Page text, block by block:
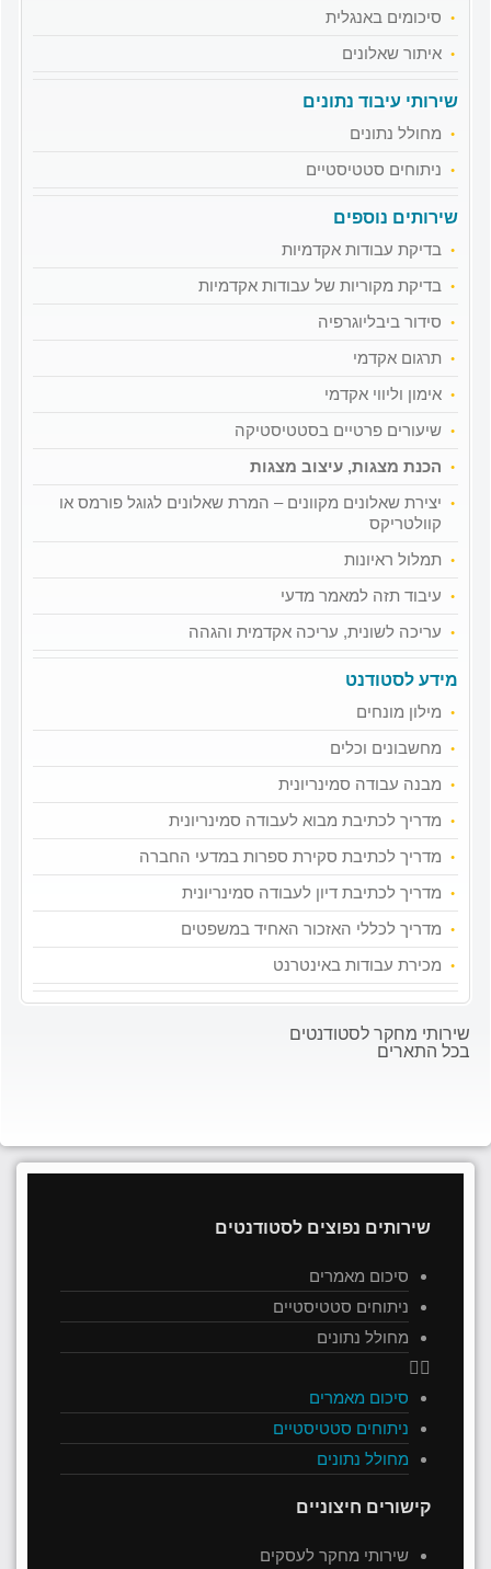
סיכומים באנגלית
איתור שאלונים
שירותי עיבוד נתונים
מחולל נתונים
ניתוחים סטטיסטיים
שירותים נוספים
בדיקת עבודות אקדמיות
בדיקת מקוריות של עבודות אקדמיות
סידור ביבליוגרפיה
תרגום אקדמי
אימון וליווי אקדמי
שיעורים פרטיים בסטטיסטיקה
הכנת מצגות, עיצוב מצגות
יצירת שאלונים מקוונים – המרת שאלונים לגוגל פורמס או
קוולטריקס
תמלול ראיונות
עיבוד תזה למאמר מדעי
עריכה לשונית, עריכה אקדמית והגהה
מידע לסטודנט
מילון מונחים
מחשבונים וכלים
מבנה עבודה סמינריונית
מדריך לכתיבת מבוא לעבודה סמינריונית
מדריך לכתיבת סקירת ספרות במדעי החברה
מדריך לכתיבת דיון לעבודה סמינריונית
מדריך לכללי האזכור האחיד במשפטים
מכירת עבודות באינטרנט
שירותי מחקר לסטודנטים
בכל התארים
שירותים נפוצים לסטודנטים
סיכום מאמרים
ניתוחים סטטיסטיים
מחולל נתונים
סיכום מאמרים
ניתוחים סטטיסטיים
מחולל נתונים
קישורים חיצוניים
שירותי מחקר לעסקים